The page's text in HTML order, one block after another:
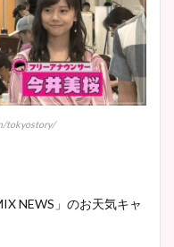
tokyostory/
NEWS」のお天気キャ